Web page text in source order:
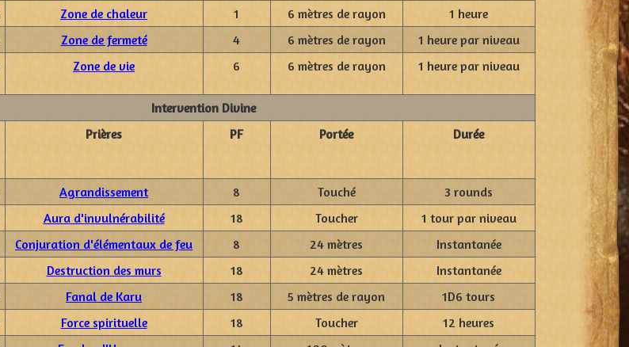
Zone de chaleur 1 6 mètres de rayon
1 heure
Zone de fermeté 4 6 mètres de rayon
1 heure par niveau
Zone de vie 6 6 mètres de rayon 1 heure par niveau
Intervention Divine
Prières PF Portée Durée
Agrandissement 8 Touché
3 rounds
Aura d'invulnérabilité 18 Toucher
1 tour par niveau
Conjuration d'élémentaux de feu 8 24 mètres
Instantanée
Destruction des murs 18 24 mètres
Instantanée
Fanal de Karu 18 5 mètres de rayon
1D6 tours
Force spirituelle 18 Toucher
12 heures